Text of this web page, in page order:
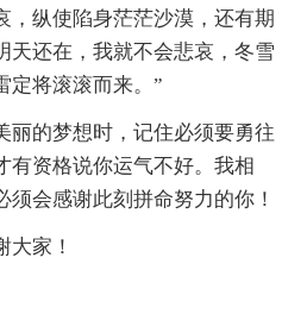
，纵使陷身茫茫沙漠，还有期
天还在，我就不会悲哀，冬雪
定将滚滚而来。”
丽的梦想时，记住必须要勇往
有资格说你运气不好。我相
会感谢此刻拼命努力的你！
大家！